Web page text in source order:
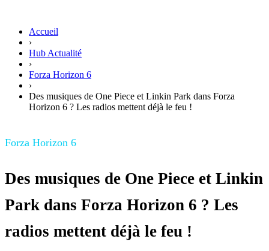
Accueil
›
Hub Actualité
›
Forza Horizon 6
›
Des musiques de One Piece et Linkin Park dans Forza
Horizon 6 ? Les radios mettent déjà le feu !
Forza Horizon 6
Des musiques de One Piece et Linkin
Park dans Forza Horizon 6 ? Les
radios mettent déjà le feu !